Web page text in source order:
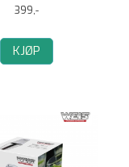
399,-
KJØP